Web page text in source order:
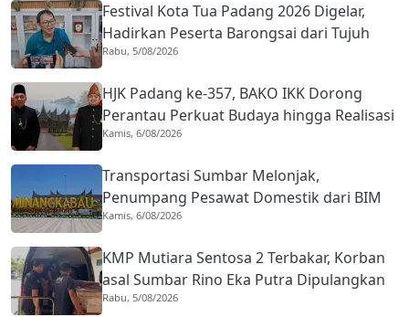
Festival Kota Tua Padang 2026 Digelar,
Hadirkan Peserta Barongsai dari Tujuh
Negara
Rabu, 5/08/2026
HJK Padang ke-357, BAKO IKK Dorong
Perantau Perkuat Budaya hingga Realisasi
Kota Gastronomi
Kamis, 6/08/2026
Transportasi Sumbar Melonjak,
Penumpang Pesawat Domestik dari BIM
Naik Hampir 33 Persen
Kamis, 6/08/2026
KMP Mutiara Sentosa 2 Terbakar, Korban
asal Sumbar Rino Eka Putra Dipulangkan
ke Agam
Rabu, 5/08/2026